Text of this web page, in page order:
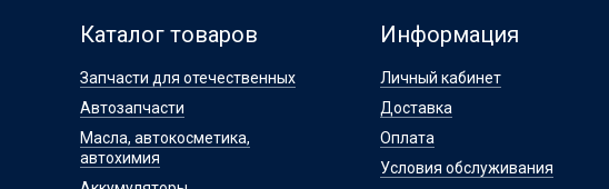
Каталог товаров
Запчасти для отечественных
Автозапчасти
Масла, автокосметика,
автохимия
Информация
Личный кабинет
Доставка
Оплата
Условия обслуживания